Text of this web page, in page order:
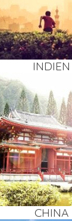
INDI­EN
CHI­NA